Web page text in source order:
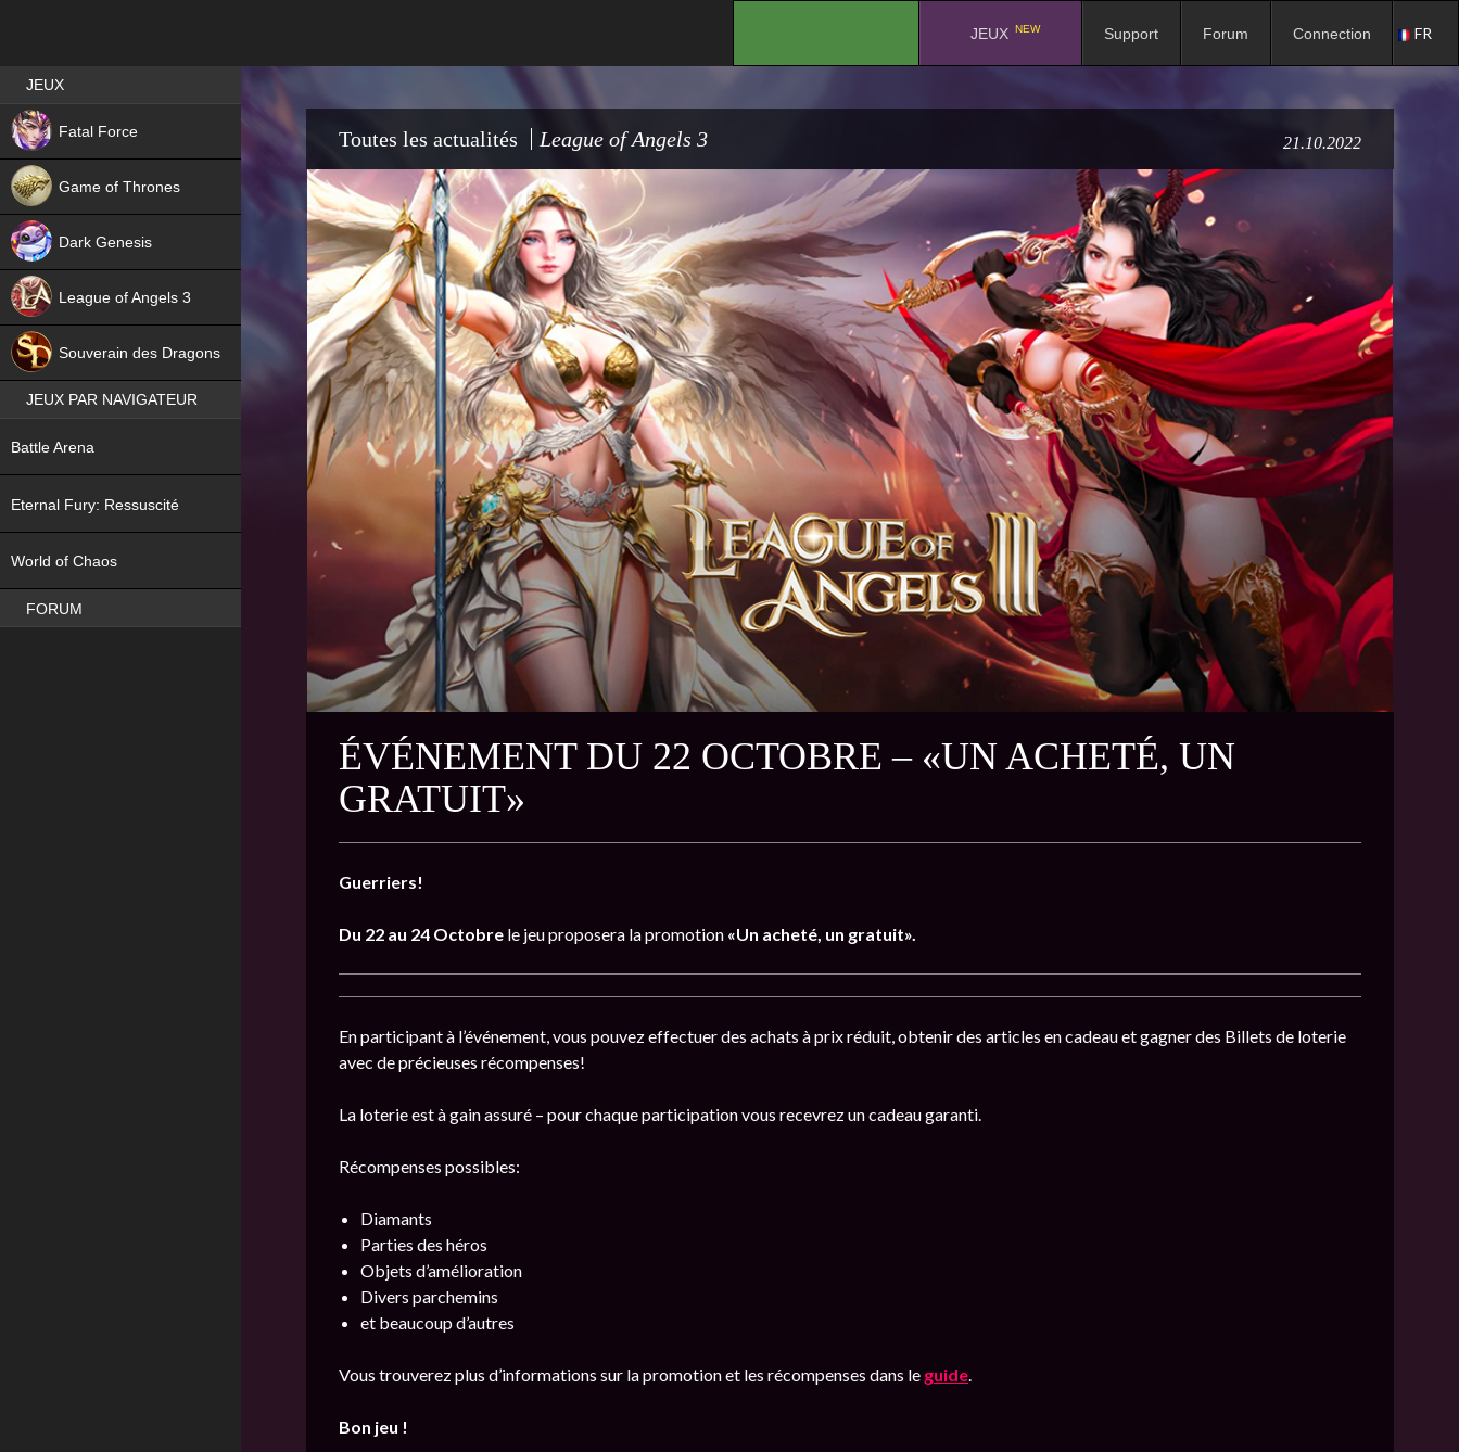
JEUX NEW Support Forum Connection FR
Toutes les actualités League of Angels 3 21.10.2022
ÉVÉNEMENT DU 22 OCTOBRE – «UN ACHETÉ, UN
GRATUIT»
Guerriers!
Du 22 au 24 Octobre le jeu proposera la promotion «Un acheté, un gratuit».
En participant à l’événement, vous pouvez effectuer des achats à prix réduit, obtenir des articles en cadeau et gagner des Billets de loterie
avec de précieuses récompenses!
La loterie est à gain assuré – pour chaque participation vous recevrez un cadeau garanti.
Récompenses possibles:
Diamants
Parties des héros
Objets d’amélioration
Divers parchemins
et beaucoup d’autres
Vous trouverez plus d’informations sur la promotion et les récompenses dans le guide.
Bon jeu !
Best RPG games in France
JEUX
Fatal Force
Game of Thrones
Dark Genesis
League of Angels 3
Souverain des Dragons
JEUX PAR NAVIGATEUR
Battle Arena
Eternal Fury: Ressuscité
World of Chaos
FORUM